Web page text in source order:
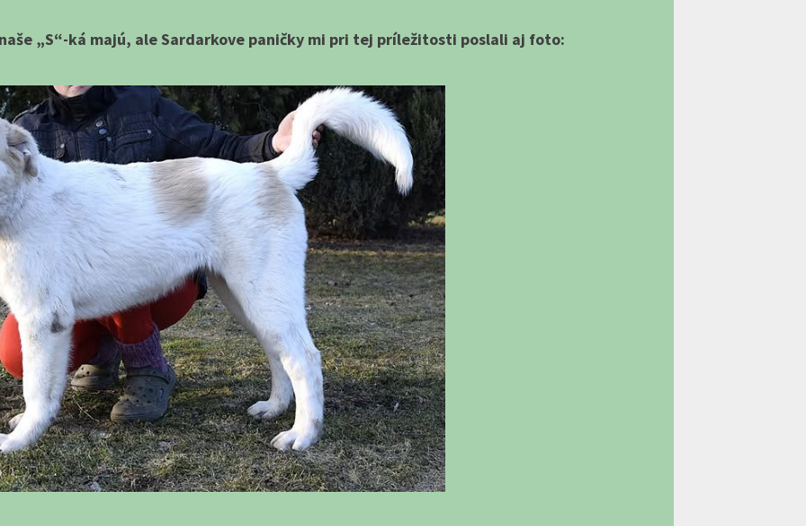
„S“-ká majú, ale Sardarkove paničky mi pri tej príležitosti poslali aj foto: